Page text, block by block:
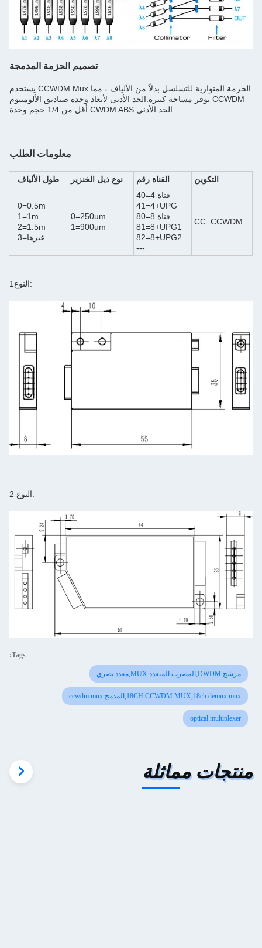
تصميم الحزمة المدمجة
يستخدم CCWDM Mux الحزمة المتوازية للتسلسل بدلاً من الألياف ، مما
يوفر مساحة كبيرة.الحد الأدنى لأبعاد وحدة صناديق الألومنيوم CCWDM
معلومات الطلب
التكوين القناة رقم نوع ذيل الخنزير طول الألياف
CC=CCWDM
40=4 قناة
41=4+UPG
80=8 قناة
81=8+UPG1
82=8+UPG2
---
0=250um
1=900um
0=0.5m
1=1m
2=1.5m
3=غيرها
النوع1:
النوع 2:
Tags:
مرشح DWDM,المضرب المتعدد MUX,معدد بصري
18CH CCWDM MUX,18ch demux mux,المدمج ccwdm mux
optical multiplexer
منتجات مماثلة